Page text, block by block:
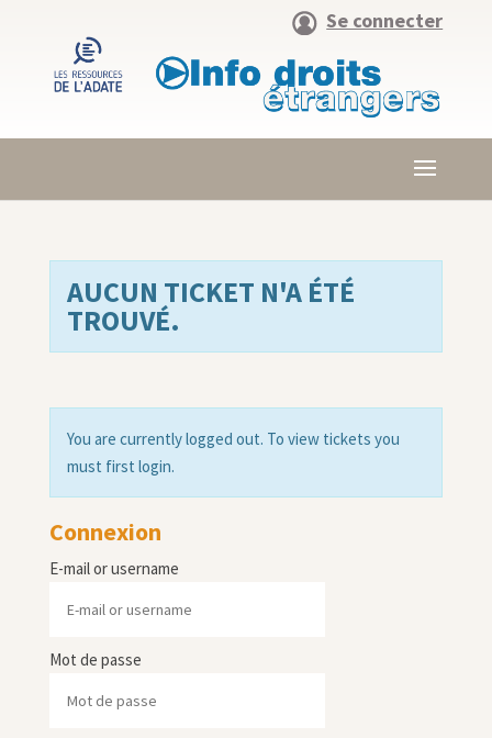
Se connecter
AUCUN TICKET N'A ÉTÉ
TROUVÉ.
You are currently logged out. To view tickets you
must first login.
Connexion
E-mail or username
Mot de passe